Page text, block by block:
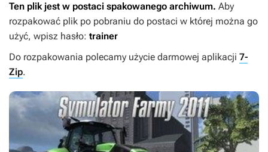
Ten plik jest w postaci spakowanego archiwum. Aby
rozpakować plik po pobraniu do postaci w której można go
użyć, wpisz hasło: trainer
Do rozpakowania polecamy użycie darmowej aplikacji 7-
Zip.